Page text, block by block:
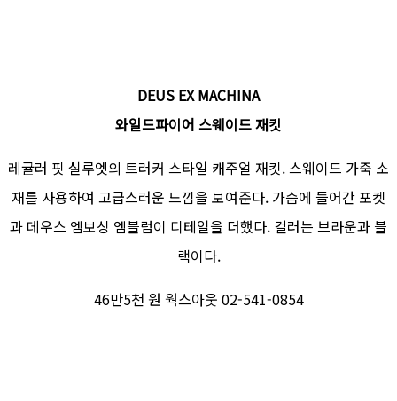
DEUS EX MACHINA
와일드파이어 스웨이드 재킷
레귤러 핏 실루엣의 트러커 스타일 캐주얼 재킷. 스웨이드 가죽 소
재를 사용하여 고급스러운 느낌을 보여준다. 가슴에 들어간 포켓
과 데우스 엠보싱 엠블럼이 디테일을 더했다. 컬러는 브라운과 블
랙이다.
46만5천 원 웍스아웃 02-541-0854